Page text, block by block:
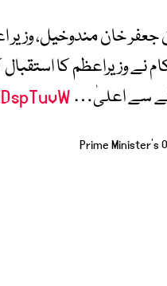
جعفر خان مندوخیل،
وزیراعظم کا استقبال
سے اعلیٰ…